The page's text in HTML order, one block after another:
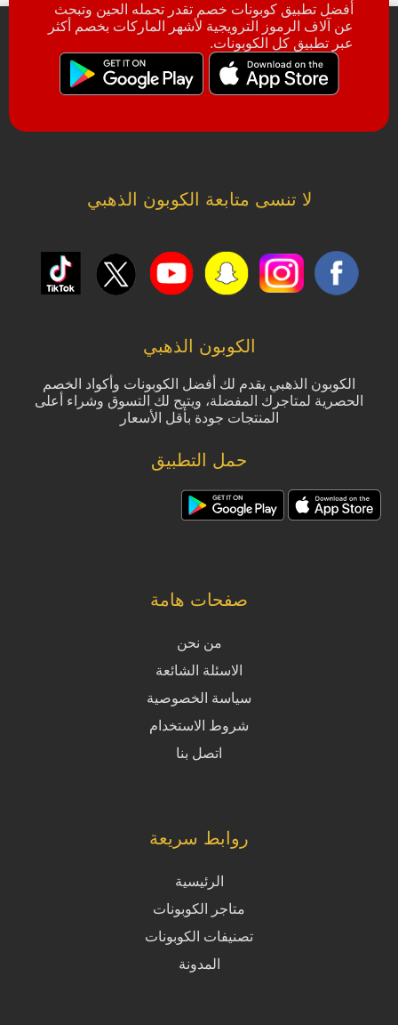
أفضل تطبيق كوبونات خصم تقدر تحمله الحين وتبحث
عن آلاف الرموز الترويجية لأشهر الماركات بخصم أكثر
عبر تطبيق كل الكوبونات.
لا تنسى متابعة الكوبون الذهبي
الكوبون الذهبي
الكوبون الذهبي يقدم لك أفضل الكوبونات وأكواد الخصم
الحصرية لمتاجرك المفضلة، ويتيح لك التسوق وشراء أعلى
المنتجات جودة بأقل الأسعار
حمل التطبيق
صفحات هامة
من نحن
الاسئلة الشائعة
سياسة الخصوصية
شروط الاستخدام
اتصل بنا
روابط سريعة
الرئيسية
متاجر الكوبونات
تصنيفات الكوبونات
المدونة